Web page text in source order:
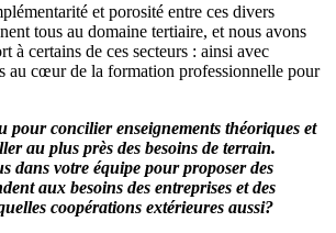
et porosité entre ces divers
tous au domaine tertiaire, et nous avons
à certains de ces secteurs : ainsi avec
au cœur de la formation professionnelle pour
pour concilier enseignements théoriques et
au plus près des besoins de terrain.
dans votre équipe pour proposer des
aux besoins des entreprises et des
coopérations extérieures aussi?